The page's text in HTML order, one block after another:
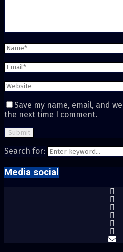
Save my name, email, and
the next time I comment.
Search for:
Media social